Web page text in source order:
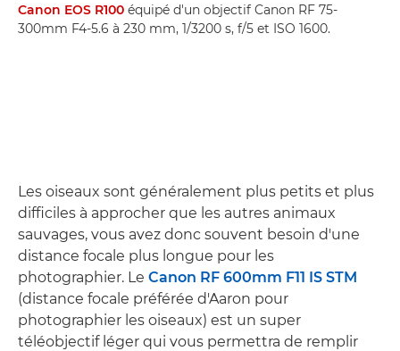
Canon EOS R100 équipé d'un objectif Canon RF 75-
300mm F4-5.6 à 230 mm, 1/3200 s, f/5 et ISO 1600.
Les oiseaux sont généralement plus petits et plus
difficiles à approcher que les autres animaux
sauvages, vous avez donc souvent besoin d'une
distance focale plus longue pour les
photographier. Le Canon RF 600mm F11 IS STM
(distance focale préférée d'Aaron pour
photographier les oiseaux) est un super
téléobjectif léger qui vous permettra de remplir